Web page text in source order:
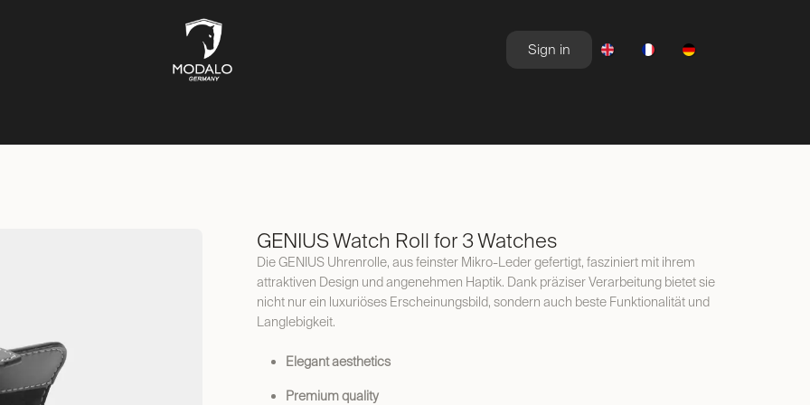
Sign in
GENIUS Watch Roll for 3 Watches
Die GENIUS Uhrenrolle, aus feinster Mikro-Leder gefertigt, fasziniert mit ihrem
attraktiven Design und angenehmen Haptik. Dank präziser Verarbeitung bietet sie
nicht nur ein luxuriöses Erscheinungsbild, sondern auch beste Funktionalität und
Langlebigkeit.
Elegant aesthetics
Premium quality